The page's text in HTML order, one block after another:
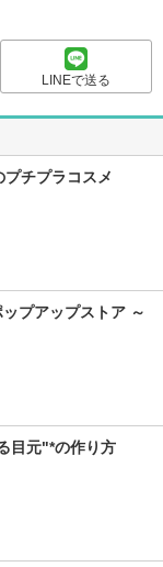
LINEで送る
チプラコスメ
プアップストア ～
目元"*の作り方